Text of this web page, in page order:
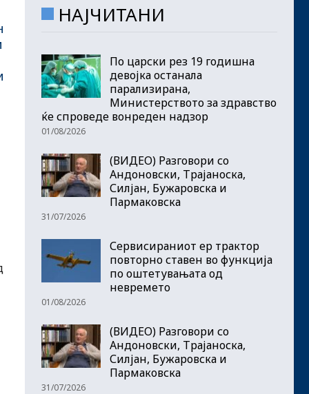
НАЈЧИТАНИ
По царски рез 19 годишна
девојка останала
парализирана,
Министерството за здравство
ќе спроведе вонреден надзор
01/08/2026
(ВИДЕО) Разговори со
Андоновски, Трајаноска,
Силјан, Бужаровска и
Пармаковска
31/07/2026
Сервисираниот ер трактор
повторно ставен во функција
по оштетувањата од
невремето
01/08/2026
(ВИДЕО) Разговори со
Андоновски, Трајаноска,
Силјан, Бужаровска и
Пармаковска
31/07/2026